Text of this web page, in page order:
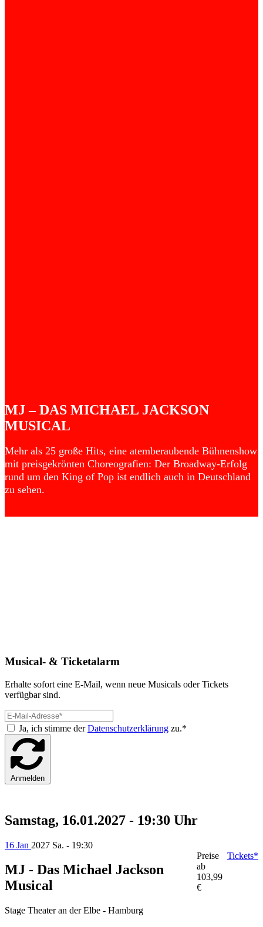
MJ – DAS MICHAEL JACKSON
MUSICAL
Mehr als 25 große Hits, eine atemberaubende Bühnenshow
mit preisgekrönten Choreografien: Der Broadway-Erfolg
rund um den King of Pop ist endlich auch in Deutschland
zu sehen.
Musical- & Ticketalarm
Erhalte sofort eine E-Mail, wenn neue Musicals oder Tickets
verfügbar sind.
Ja, ich stimme derDatenschutzerklärung zu.*
Anmelden
Samstag, 16.01.2027 - 19:30 Uhr
16 Jan 2027 Sa. - 19:30
MJ - Das Michael Jackson
Musical
Stage Theater an der Elbe - Hamburg
Preise
ab
103,99
€
Tickets*